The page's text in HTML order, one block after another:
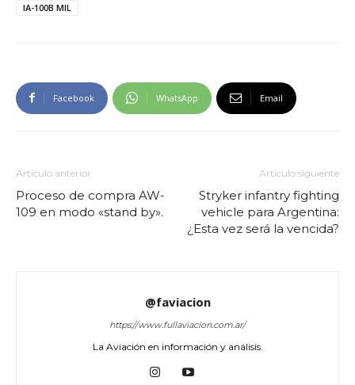
IA-100B MIL
Facebook WhatsApp Email
Artículo anterior
Proceso de compra AW-
109 en modo «stand by».
Artículo siguiente
Stryker infantry fighting
vehicle para Argentina:
¿Esta vez será la vencida?
@faviacion
https://www.fullaviacion.com.ar/
La Aviación en información y análisis.